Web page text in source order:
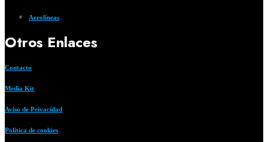
Aerolíneas
Otros Enlaces
Contacto
Media Kit
Aviso de Privacidad
Política de cookies